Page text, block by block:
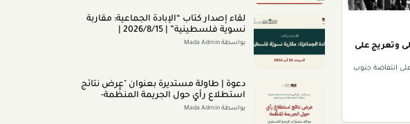
وتعريج على
انتفاضة جنوب
لقاء إصدار كتاب “اﻹﺑﺎدةّ اﻟﺠﻤﺎﻋﻴﺔ: ﻣﻘﺎرﺑﺔ
ﻧﺴﻮﻳﺔ ﻓﻠﺴﻄﻴﻨﻴﺔ” | 2026/8/15 |
بواسطة Mada Admin
دعوة | طاولة مستديرة بعنوان "عرض نتائج
استطلاع رأي حول الجريمة المنظَّمة-
مواقف وتصوُّرات المجتمع الفلسطينيّ
بواسطة Mada Admin